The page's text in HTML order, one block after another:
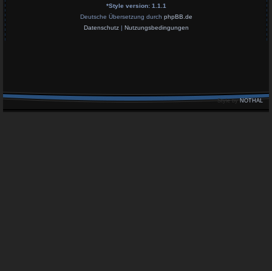
*Style version: 1.1.1
Deutsche Übersetzung durch phpBB.de
Datenschutz| Nutzungsbedingungen
Style byNOTHAL